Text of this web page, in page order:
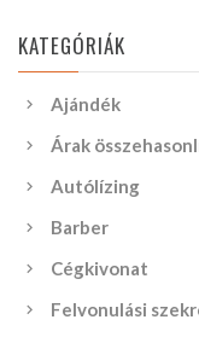
KATEGÓRIÁK
Ajándék
Árak
Autólízing
Barber
Cégkivonat
Felvonulási